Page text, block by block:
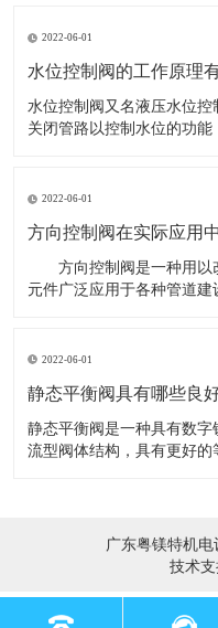
得不打开窗户散热，浪费能
2022-06-01
水位控制阀的工作原理
水位控制阀又名液压水位
关闭管路以控制水位的功能
阀内活塞托起，密封面打开
2022-06-01
方向控制阀在实际应用
方向控制阀是一种用以
元件广泛应用于各种管道
需要将方向控制阀分成若
2022-06-01
静态平衡阀具有哪些良
静态平衡阀是一种具有数
流型阀体结构，具有更好的
能；2、优秀的截止
广东粤镁特机
技术支